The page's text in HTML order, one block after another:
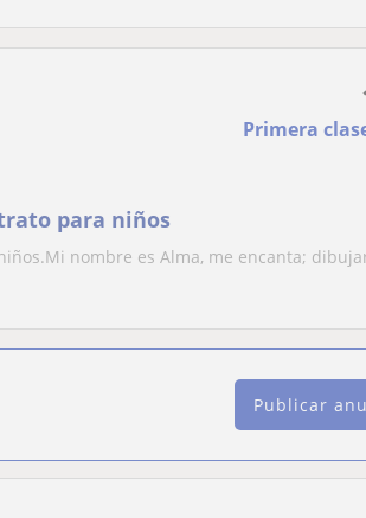
Primera
para niños
nombre es Alma, me encanta;
Publicar